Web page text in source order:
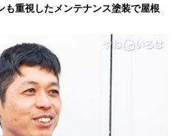
も重視したメンテナンス塗装で屋根